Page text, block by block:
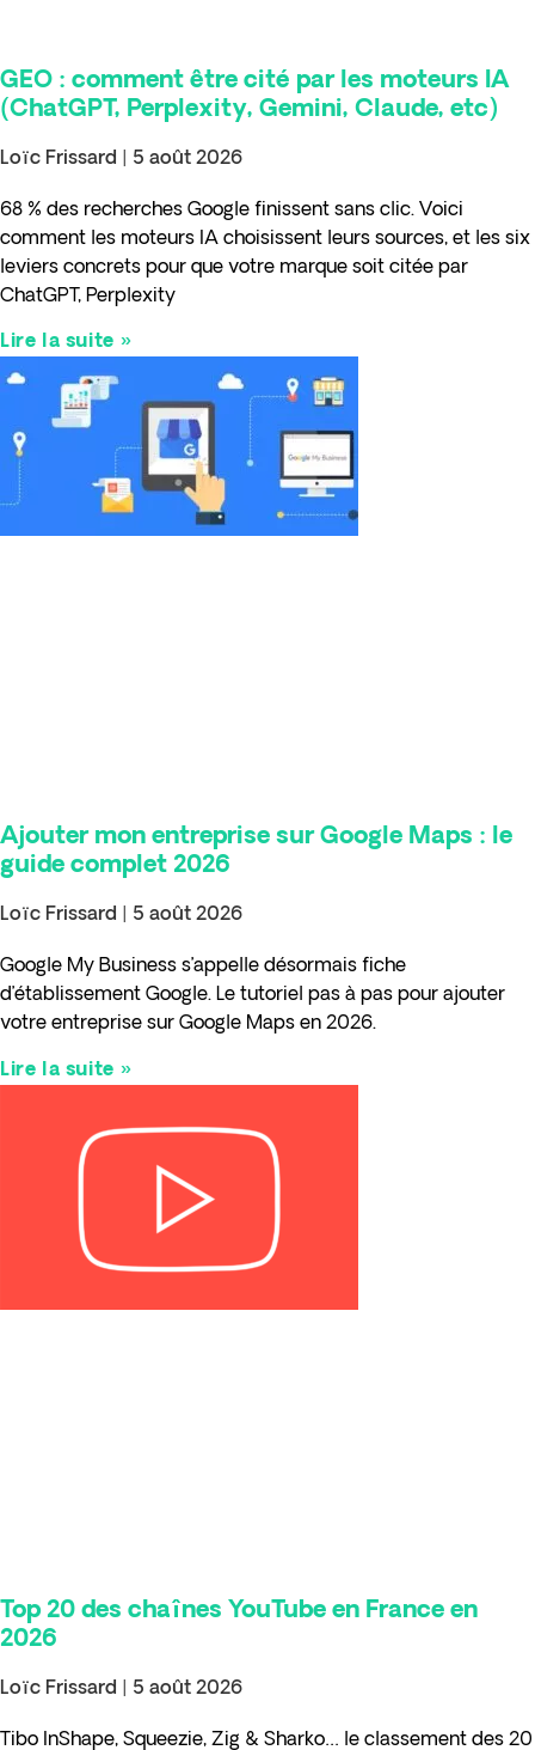
GEO : comment être cité par les moteurs IA
(ChatGPT, Perplexity, Gemini, Claude, etc)
Loïc Frissard 5 août 2026
68 % des recherches Google finissent sans clic. Voici
comment les moteurs IA choisissent leurs sources, et les six
leviers concrets pour que votre marque soit citée par
ChatGPT, Perplexity
Lire la suite »
Ajouter mon entreprise sur Google Maps : le
guide complet 2026
Loïc Frissard 5 août 2026
Google My Business s’appelle désormais fiche
d’établissement Google. Le tutoriel pas à pas pour ajouter
votre entreprise sur Google Maps en 2026.
Lire la suite »
Top 20 des chaînes YouTube en France en
2026
Loïc Frissard 5 août 2026
Tibo InShape, Squeezie, Zig & Sharko… le classement des 20